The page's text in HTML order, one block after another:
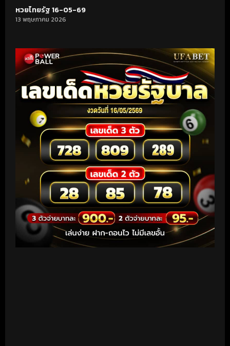
หวยไทยรัฐ 16-05-69
13 พฤษภาคม 2026